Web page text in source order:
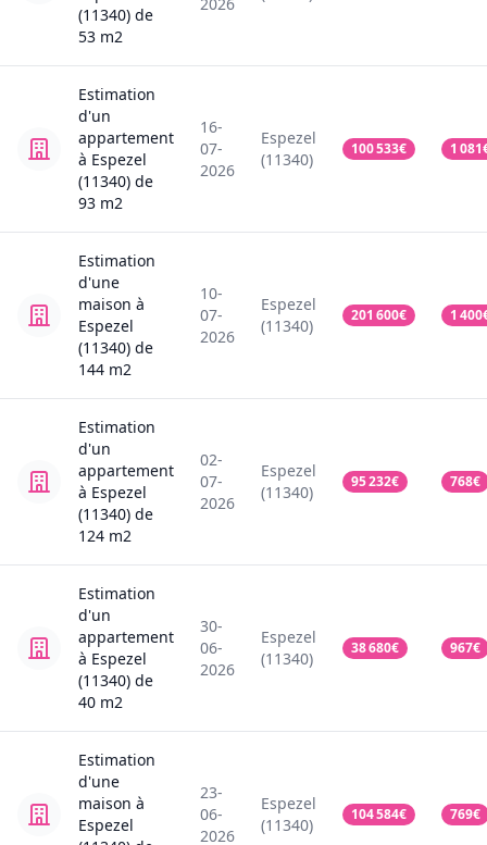
(11340) de
53 m2
2026
Estimation
d'un
appartement
à Espezel
(11340) de
93 m2
16-
07-
2026
Espezel
(11340)
100 533€ 1 081
Estimation
d'une
maison à
Espezel
(11340) de
144 m2
10-
07-
2026
Espezel
(11340)
201 600€ 1 400
Estimation
d'un
appartement
à Espezel
(11340) de
124 m2
02-
07-
2026
Espezel
(11340)
95 232€ 768€
Estimation
d'un
appartement
à Espezel
(11340) de
40 m2
30-
06-
2026
Espezel
(11340)
38 680€ 967€
Estimation
d'une
maison à
Espezel
23-
06-
2026
Espezel
(11340)
104 584€ 769€